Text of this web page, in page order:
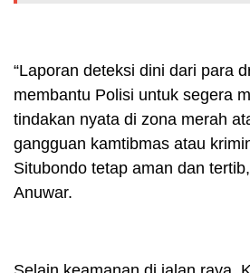
“Laporan deteksi dini dari para
membantu Polisi untuk segera
tindakan nyata di zona merah
gangguan kamtibmas atau
Situbondo tetap aman dan
Anuwar.